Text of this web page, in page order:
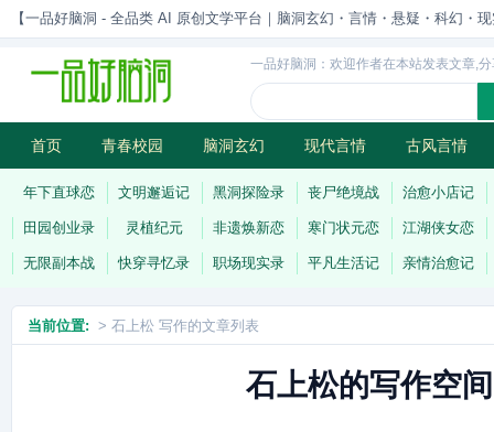
【一品好脑洞 - 全品类 AI 原创文学平台｜脑洞玄幻・言情・悬疑・科幻・
一品好脑洞：欢迎作者在本站发表文章,
首页 青春校园 脑洞玄幻 现代言情 古风言情
历史权谋 武侠江湖 灵异志怪 连载
年下直球恋 文明邂逅记 黑洞探险录 丧尸绝境战 治愈小店记
田园创业录 灵植纪元 非遗焕新恋 寒门状元恋 江湖侠女恋
无限副本战 快穿寻忆录 职场现实录 平凡生活记 亲情治愈记
当前位置: > 石上松 写作的文章列表
石上松的写作空间